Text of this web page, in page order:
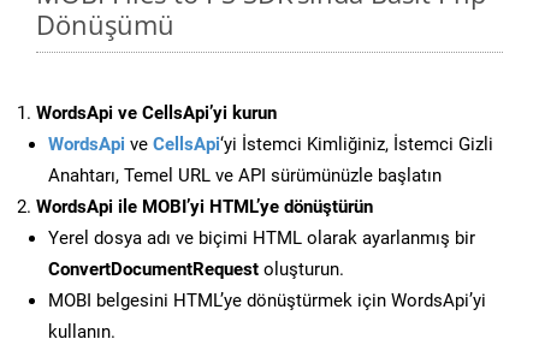
Dönüşümü
WordsApi ve CellsApi’yi kurun
WordsApi ve CellsApi‘yi İstemci Kimliğiniz, İstemci Gizli
Anahtarı, Temel URL ve API sürümünüzle başlatın
WordsApi ile MOBI’yi HTML’ye dönüştürün
Yerel dosya adı ve biçimi HTML olarak ayarlanmış bir
ConvertDocumentRequest oluşturun.
MOBI belgesini HTML’ye dönüştürmek için WordsApi’yi
kullanın.